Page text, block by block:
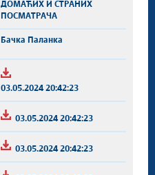
ДОМАЋИХ И СТРАНИХ
ПОСМАТРАЧА
Бачка Паланка
03.05.2024 20:42:23
03.05.2024 20:42:23
03.05.2024 20:42:23